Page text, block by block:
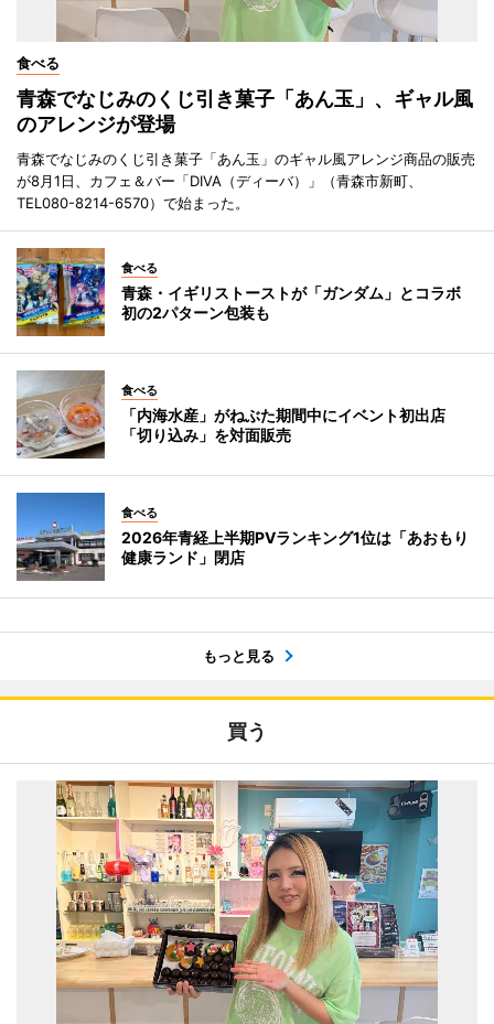
食べる
青森でなじみのくじ引き菓子「あん玉」、ギャル風
のアレンジが登場
青森でなじみのくじ引き菓子「あん玉」のギャル風アレンジ商品の販売
が8月1日、カフェ＆バー「DIVA（ディーバ）」（青森市新町、
TEL080-8214-6570）で始まった。
食べる
青森・イギリストーストが「ガンダム」とコラボ
初の2パターン包装も
食べる
「内海水産」がねぶた期間中にイベント初出店
「切り込み」を対面販売
食べる
2026年青経上半期PVランキング1位は「あおもり
健康ランド」閉店
もっと見る
買う